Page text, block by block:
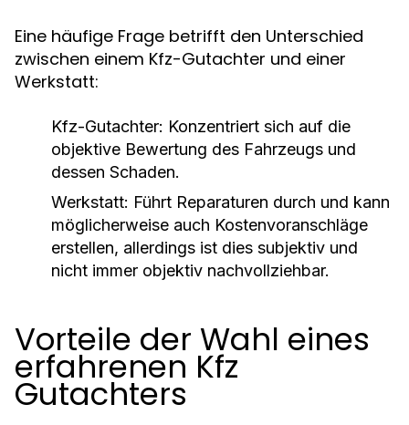
Eine häufige Frage betrifft den Unterschied
zwischen einem Kfz-Gutachter und einer
Werkstatt:
Kfz-Gutachter: Konzentriert sich auf die
objektive Bewertung des Fahrzeugs und
dessen Schaden.
Werkstatt: Führt Reparaturen durch und kann
möglicherweise auch Kostenvoranschläge
erstellen, allerdings ist dies subjektiv und
nicht immer objektiv nachvollziehbar.
Vorteile der Wahl eines
erfahrenen Kfz
Gutachters